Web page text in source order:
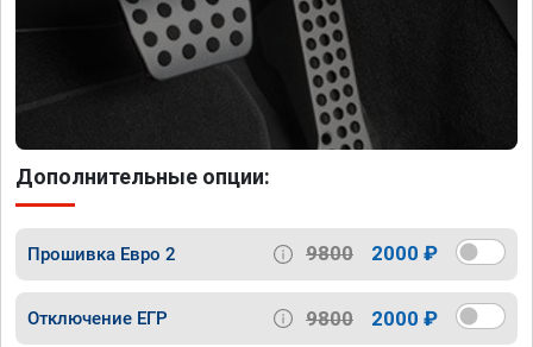
Дополнительные опции:
Прошивка Евро 2 9800 2000 ₽
Отключение ЕГР 9800 2000 ₽